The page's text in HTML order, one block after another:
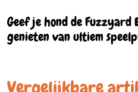
Geef je hond de Fuzzyard
genieten van ultiem